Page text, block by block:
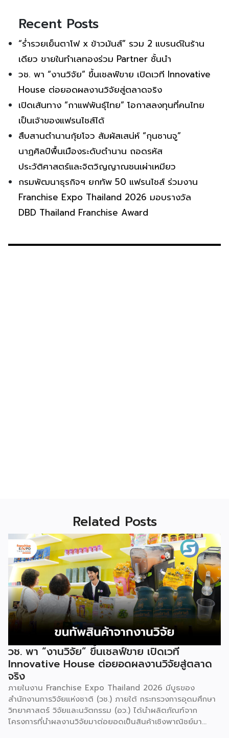
Recent Posts
“ร่ำรวยเย็นตาโฟ x ข้าวมันส์” รวม 2 แบรนด์ในร้าน
เดียว ขายในทำเลทองร่วม Partner ชั้นนำ
วช. พา “งานวิจัย” ขึ้นเชลฟ์ขาย เปิดเวที Innovative
House ต่อยอดผลงานวิจัยสู่ตลาดจริง
เปิดเส้นทาง “กาแฟพันธุ์ไทย” โอกาสลงทุนที่คนไทย
เป็นเจ้าของแฟรนไชส์ได้
สืบสานตำนานกุ้ยโจว สัมผัสเสน่ห์ “กุนซานจู”
นาฏศิลป์พื้นเมืองระดับตำนาน ถอดรหัส
ประวัติศาสตร์และจิตวิญญาณชนเผ่าเหมียว
กรมพัฒนาธุรกิจฯ ยกทัพ 50 แฟรนไชส์ ร่วมงาน
Franchise Expo Thailand 2026 มอบรางวัล
DBD Thailand Franchise Award
Related Posts
วช. พา “งานวิจัย” ขึ้นเชลฟ์ขาย เปิดเวที
Innovative House ต่อยอดผลงานวิจัยสู่ตลาด
จริง
ภายในงาน Franchise Expo Thailand 2026 มีบูธของ
สำนักงานการวิจัยแห่งชาติ (วช.) ภายใต้ กระทรวงการอุดมศึกษา
วิทยาศาสตร์ วิจัยและนวัตกรรม (อว.) ได้นำผลิตภัณฑ์จาก
โครงการที่นำผลงานวิจัยมาต่อยอดเป็นสินค้าเชิงพาณิชย์มา